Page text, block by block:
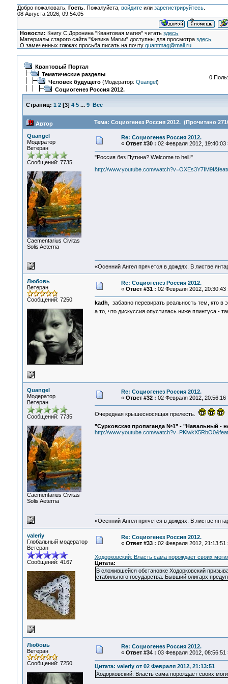
Добро пожаловать, Гость. Пожалуйста, войдитеили зарегистрируйтесь.
08 Августа 2026, 09:54:05
Новости: Книгу С.Доронина "Квантовая магия" читатьздесь
Материалы старого сайта "Физика Магии" доступны для просмотраздесь
О замеченных глюках просьба писать на почтуquantmag@mail.ru
Квантовый Портал
Тематические разделы
Человек будущего(Модератор: Quangel)
Социогенез Россия 2012.
0
Страниц: 1 2[3] 4 5 ... 9 Все
Автор Тема: Социогенез Россия 2012. (Прочитано
Quangel
Модератор
Ветеран
Сообщений: 7735
Сaementarius Civitas
Solis Aeterna
Re: Социогенез Россия 2012.
« Ответ #30 : 02 Февраля 2012, 19:40:03
"Россия без Путина? Welcome to hell!"
http://www.youtube.com/
«Осенний Ангел прячется в дождях. В листве
Любовь
Ветеран
Сообщений: 7250
Re: Социогенез Россия 2012.
« Ответ #31 : 02 Февраля 2012, 20:30:43
kadh , забавно перевирать реальность тем, кто в
а то, что дискуссия опустилась ниже плинтуса -
Quangel
Модератор
Ветеран
Сообщений: 7735
Сaementarius Civitas
Solis Aeterna
Re: Социогенез Россия 2012.
« Ответ #32 : 02 Февраля 2012, 20:56:16
Очередная крышесносящая прелесть.
"Сурковская пропаганда №1" - "Навальный -
http://www.youtube.com/
«Осенний Ангел прячется в дождях. В листве
valeriy
Глобальный модератор
Ветеран
Сообщений: 4167
Re: Социогенез Россия 2012.
« Ответ #33 : 02 Февраля 2012, 21:13:51
Ходорковский: Власть сама порождает своих
Цитата:
В сложившейся обстановке Ходорковский
стабильного государства. Бывший олигарх
Любовь
Ветеран
Сообщений: 7250
Re: Социогенез Россия 2012.
« Ответ #34 : 03 Февраля 2012, 08:56:51
Цитата: valeriy от 02 Февраля 2012, 21:13:51
Ходорковский: Власть сама порождает своих